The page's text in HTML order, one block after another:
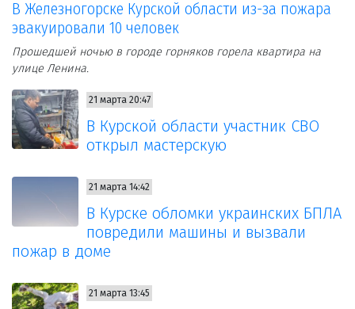
В Железногорске Курской области из-за пожара
эвакуировали 10 человек
Прошедшей ночью в городе горняков горела квартира на
улице Ленина.
21 марта 20:47
В Курской области участник СВО
открыл мастерскую
21 марта 14:42
В Курске обломки украинских БПЛА
повредили машины и вызвали
пожар в доме
21 марта 13:45